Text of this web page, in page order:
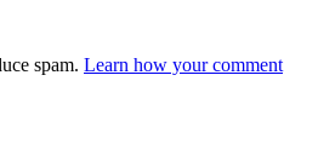
spam. Learn how your comment